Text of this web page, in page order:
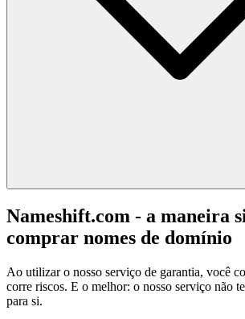
Nameshift.com - a maneira
comprar nomes de domínio
Ao utilizar o nosso serviço de garantia, você
corre riscos. E o melhor: o nosso serviço não
para si.